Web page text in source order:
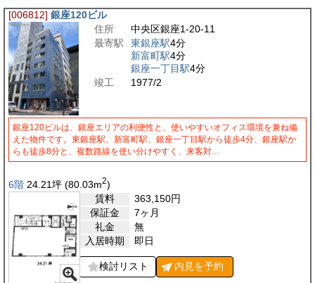
[006812] 銀座120ビル
住所
中央区銀座1-20-11
最寄駅
東銀座駅4分
新富町駅4分
銀座一丁目駅4分
竣工
1977/2
銀座120ビルは、銀座エリアの利便性と、使いやすいオフィス環境を兼ね備
えた物件です。東銀座駅、新富町駅、銀座一丁目駅から徒歩4分、銀座駅か
らも徒歩8分と、複数路線を使い分けやすく、来客対…
6階 24.21坪 (80.03m2)
賃料
363,150円
保証金
7ヶ月
礼金
無
入居時期
即日
検討リスト 内見を予約